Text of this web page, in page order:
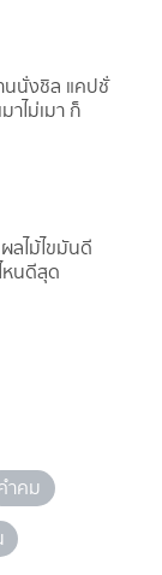
นนั่งชิล แคปชั่
ไม่เมา ก็
ลไม้ไขมันดี
นดีสุด
ำคม